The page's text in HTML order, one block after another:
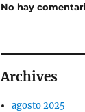
No hay
Archives
agosto 2025